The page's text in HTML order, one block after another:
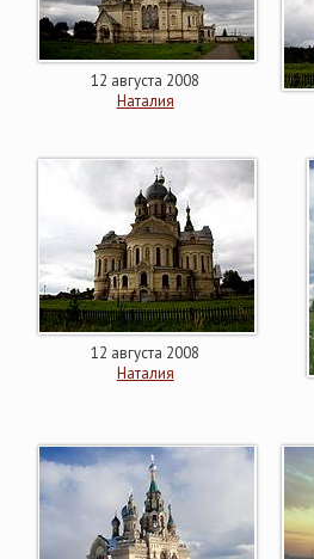
12 августа 2008
Наталия
12 августа 2008
Наталия